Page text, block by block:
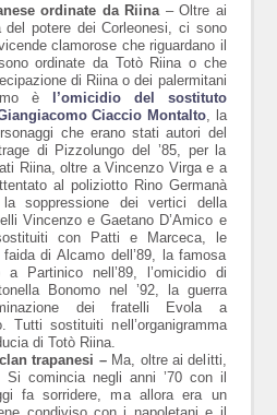
ordinate da Riina – Oltre ai
del potere dei Corleonesi, ci sono
clamorose che riguardano il
ordinate da Totò Riina o che
di Riina o dei palermitani
è
l’omicidio del sostituto
Ciaccio Montalto, la
che erano stati autori del
di Pizzolungo del ’85, per la
Riina, oltre a Vincenzo Virga e a
al poliziotto Rino Germanà
soppressione dei vertici della
Vincenzo e Gaetano D’Amico e
con Patti e Marceca, le
di Alcamo dell’89, la famosa
Partinico nell’89, l’omicidio di
Bonomo nel ’92, la guerra
dei fratelli Evola a
Tutti sostituiti nell’organigramma
di Totò Riina.
trapanesi – Ma, oltre ai delitti,
comincia negli anni ’70 con il
fa sorridere, ma allora era un
condiviso con i napoletani e il